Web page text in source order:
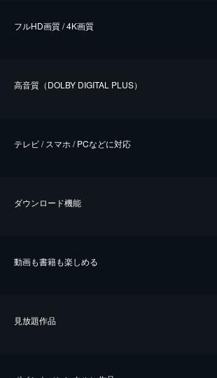
フルHD画質 / 4K画質
⾼⾳質（DOLBY DIGITAL PLUS）
テレビ / スマホ / PCなどに対応
ダウンロード機能
動画も書籍も楽しめる
⾒放題作品